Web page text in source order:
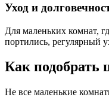
Уход и
Для маленьких комнат,
портились, регулярный
Как подобрать
Не все маленькие